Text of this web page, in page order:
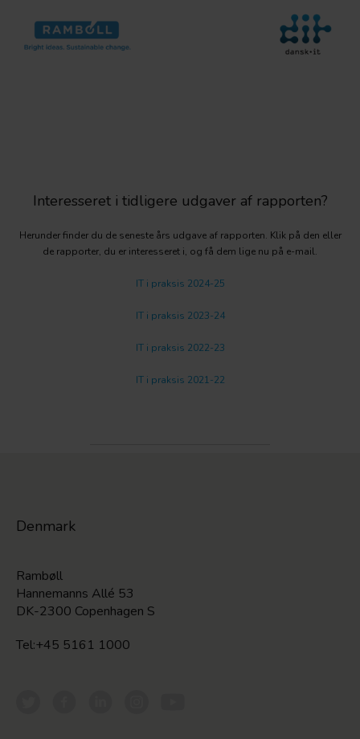
Interesseret i tidligere udgaver af rapporten?
Herunder finder du de seneste års udgave af rapporten. Klik på den eller
de rapporter, du er interesseret i, og få dem lige nu på e-mail.
IT i praksis 2024-25
IT i praksis 2023-24
IT i praksis 2022-23
IT i praksis 2021-22
Denmark
Rambøll
Hannemanns Allé 53
DK-2300 Copenhagen S
Tel:+45 5161 1000